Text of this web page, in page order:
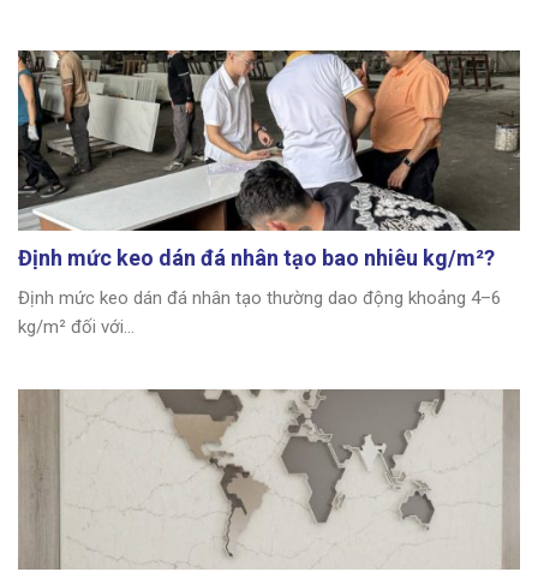
Định mức keo dán đá nhân tạo bao nhiêu kg/m²?
Định mức keo dán đá nhân tạo thường dao động khoảng 4–6
kg/m² đối với...